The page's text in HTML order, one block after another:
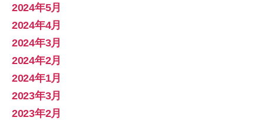
2024年5月
2024年4月
2024年3月
2024年2月
2024年1月
2023年3月
2023年2月